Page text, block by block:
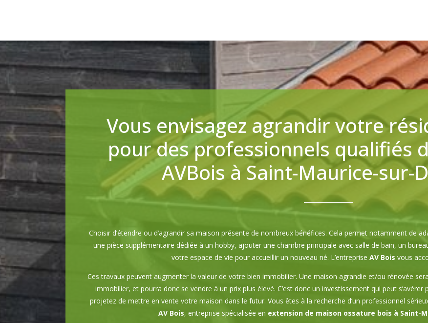
Vous envisagez agrandir votre
pour des professionnels qualifiés
AVBois à Saint-Maurice-sur-
Choisir d’étendre ou d’agrandir sa maison présente de nombreux bénéfices. Cela permet notamment de
une pièce supplémentaire dédiée à un hobby, ajouter une chambre principale avec salle de bain, un
votre espace de vie pour accueillir un nouveau né. L’entreprise AV Bois vous
Ces travaux peuvent augmenter la valeur de votre bien immobilier. Une maison agrandie et/ou rénovée
immobilier, et pourra donc se vendre à un prix plus élevé. C’est donc un investissement qui peut
projetez de mettre en vente votre maison dans le futur. Vous êtes à la recherche d’un professionnel
AV Bois, entreprise spécialisée en extension de maison ossature bois à Saint-